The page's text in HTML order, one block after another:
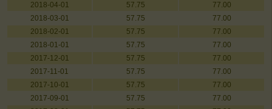
2018-04-01
57.75
77.00
2018-03-01
57.75
77.00
2018-02-01
57.75
77.00
2018-01-01
57.75
77.00
2017-12-01
57.75
77.00
2017-11-01
57.75
77.00
2017-10-01
57.75
77.00
2017-09-01
57.75
77.00